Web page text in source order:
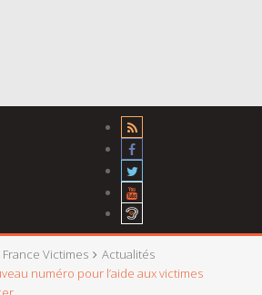
Victimes
Actualités
numéro pour l’aide aux victimes